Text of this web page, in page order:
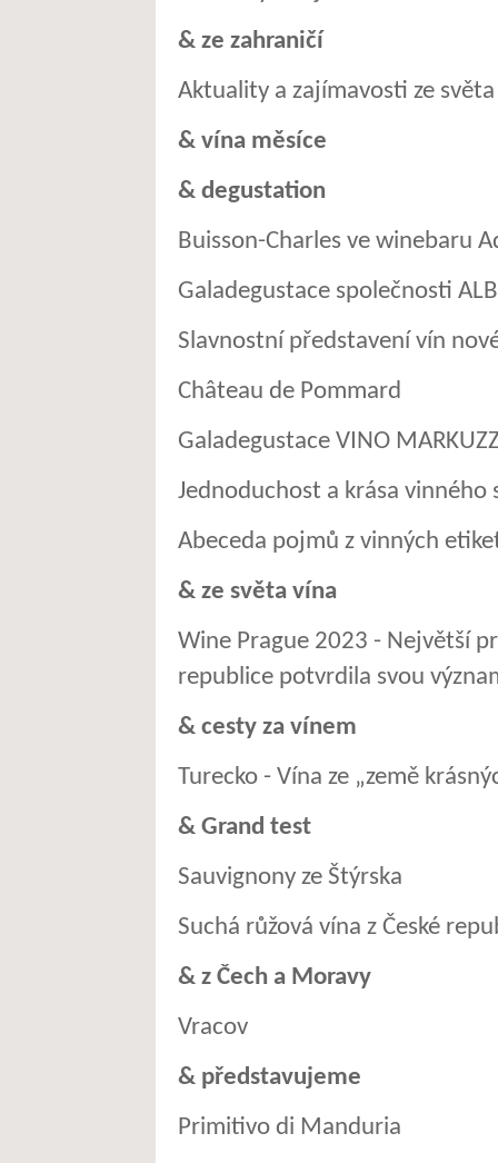
& ze zahraničí
Aktuality a zajímavosti ze světa
& vína měsíce
& degustation
Buisson-Charles ve winebaru
Galadegustace společnosti
Slavnostní představení vín
Château de Pommard
Galadegustace VINO
Jednoduchost a krása vinného
Abeceda pojmů z vinných
& ze světa vína
Wine Prague 2023 - Největší
republice potvrdila svou
& cesty za vínem
Turecko - Vína ze „země
& Grand test
Sauvignony ze Štýrska
Suchá růžová vína z České
& z Čech a Moravy
Vracov
& představujeme
Primitivo di Manduria